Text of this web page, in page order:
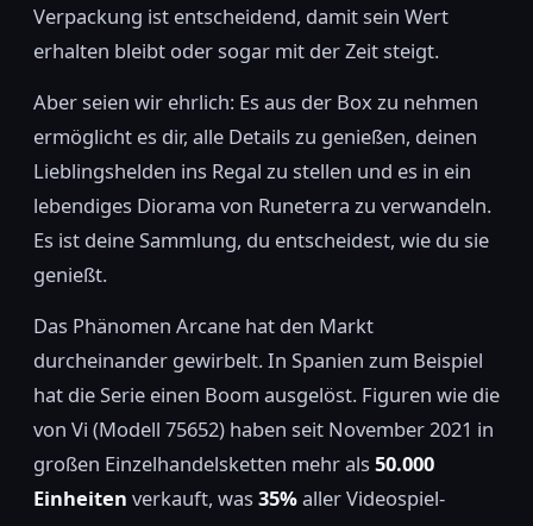
Verpackung ist entscheidend, damit sein Wert
erhalten bleibt oder sogar mit der Zeit steigt.
Aber seien wir ehrlich: Es aus der Box zu nehmen
ermöglicht es dir, alle Details zu genießen, deinen
Lieblingshelden ins Regal zu stellen und es in ein
lebendiges Diorama von Runeterra zu verwandeln.
Es ist deine Sammlung, du entscheidest, wie du sie
genießt.
Das Phänomen Arcane hat den Markt
durcheinander gewirbelt. In Spanien zum Beispiel
hat die Serie einen Boom ausgelöst. Figuren wie die
von Vi (Modell 75652) haben seit November 2021 in
großen Einzelhandelsketten mehr als 50.000
Einheiten verkauft, was 35%aller Videospiel-